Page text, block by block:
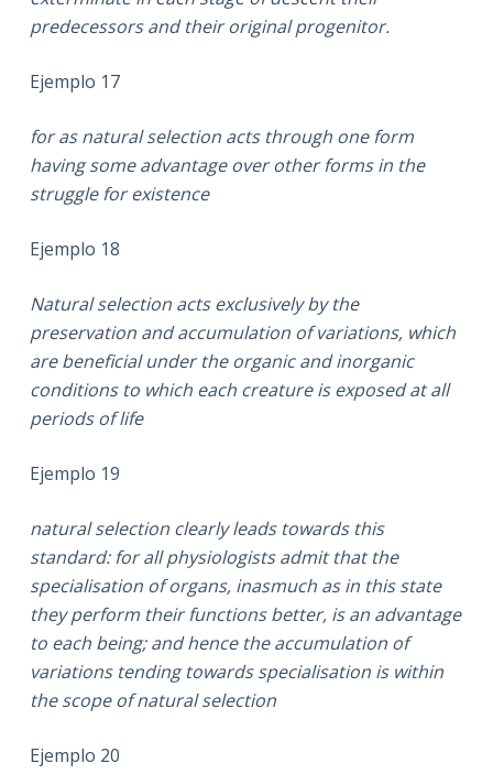
predecessors and their original progenitor.
Ejemplo 17
for as natural selection acts through one form
having some advantage over other forms in the
struggle for existence
Ejemplo 18
Natural selection acts exclusively by the
preservation and accumulation of variations, which
are beneficial under the organic and inorganic
conditions to which each creature is exposed at all
periods of life
Ejemplo 19
natural selection clearly leads towards this
standard: for all physiologists admit that the
specialisation of organs, inasmuch as in this state
they perform their functions better, is an advantage
to each being; and hence the accumulation of
variations tending towards specialisation is within
the scope of natural selection
Ejemplo 20